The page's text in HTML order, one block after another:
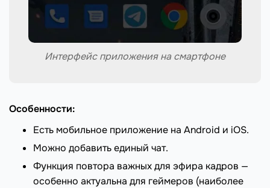
Интерфейс приложения на смартфоне
Особенности:
Есть мобильное приложение на Android и iOS.
Можно добавить единый чат.
Функция повтора важных для эфира кадров —
особенно актуальна для геймеров (наиболее